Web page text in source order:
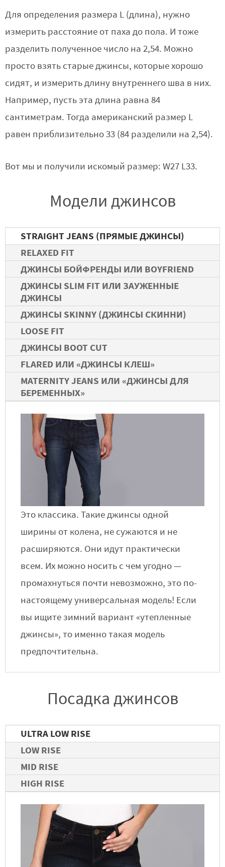
Для определения размера L (длина), нужно
измерить расстояние от паха до пола. И тоже
разделить полученное число на 2,54. Можно
просто взять старые джинсы, которые хорошо
сидят, и измерить длину внутреннего шва в них.
Например, пусть эта длина равна 84
сантиметрам. Тогда американский размер L
равен приблизительно 33 (84 разделили на 2,54).
Вот мы и получили искомый размер: W27 L33.
Модели джинсов
STRAIGHT JEANS (ПРЯМЫЕ ДЖИНСЫ)
RELAXED FIT
ДЖИНСЫ БОЙФРЕНДЫ ИЛИ BOYFRIEND
ДЖИНСЫ SLIM FIT ИЛИ ЗАУЖЕННЫЕ
ДЖИНСЫ
ДЖИНСЫ SKINNY (ДЖИНСЫ СКИННИ)
LOOSE FIT
ДЖИНСЫ BOOT CUT
FLARED ИЛИ «ДЖИНСЫ КЛЕШ»
MATERNITY JEANS ИЛИ «ДЖИНСЫ ДЛЯ
БЕРЕМЕННЫХ»
Это классика. Такие джинсы одной
ширины от колена, не сужаются и не
расширяются. Они идут практически
всем. Их можно носить с чем угодно —
промахнуться почти невозможно, это по-
настоящему универсальная модель! Если
вы ищите зимний вариант «утепленные
джинсы», то именно такая модель
предпочтительна.
Посадка джинсов
ULTRA LOW RISE
LOW RISE
MID RISE
HIGH RISE